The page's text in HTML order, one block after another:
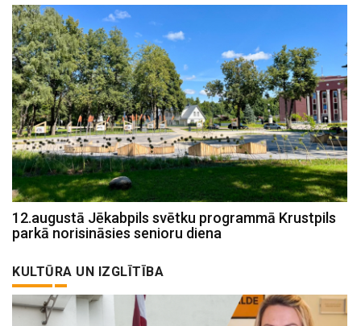
12.augustā Jēkabpils svētku programmā Krustpils
parkā norisināsies senioru diena
KULTŪRA UN IZGLĪTĪBA